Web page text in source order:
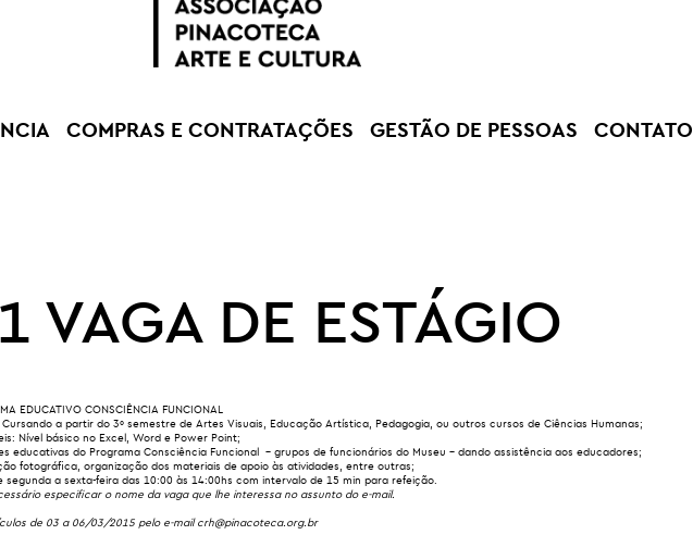
COMPRAS E CONTRATAÇÕES GESTÃO DE PESSOAS CONTATO
VAGA DE ESTÁGIO
EDUCATIVO CONSCIÊNCIA FUNCIONAL
Cursando a partir do 3º semestre de Artes Visuais, Educação Artística, Pedagogia, ou outros cursos de Ciências Humanas;
: Nível básico no Excel, Word e Power Point;
educativas do Programa Consciência Funcional – grupos de funcionários do Museu – dando assistência aos educadores;
fotográfica, organização dos materiais de apoio às atividades, entre outras;
segunda a sexta-feira das 10:00 às 14:00hs com intervalo de 15 min para refeição.
especificar o nome da vaga que lhe interessa no assunto do e-mail.
de 03 a 06/03/2015 pelo e-mailcrh@pinacoteca.org.br